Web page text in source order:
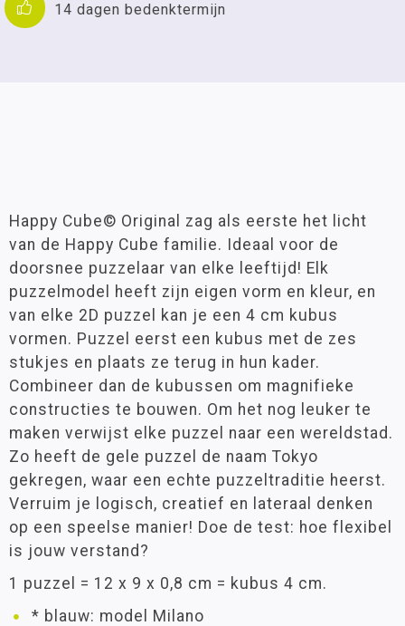
14 dagen bedenktermijn
Happy Cube© Original zag als eerste het licht
van de Happy Cube familie. Ideaal voor de
doorsnee puzzelaar van elke leeftijd! Elk
puzzelmodel heeft zijn eigen vorm en kleur, en
van elke 2D puzzel kan je een 4 cm kubus
vormen. Puzzel eerst een kubus met de zes
stukjes en plaats ze terug in hun kader.
Combineer dan de kubussen om magnifieke
constructies te bouwen. Om het nog leuker te
maken verwijst elke puzzel naar een wereldstad.
Zo heeft de gele puzzel de naam Tokyo
gekregen, waar een echte puzzeltraditie heerst.
Verruim je logisch, creatief en lateraal denken
op een speelse manier! Doe de test: hoe flexibel
is jouw verstand?
1 puzzel = 12 x 9 x 0,8 cm = kubus 4 cm.
* blauw: model Milano